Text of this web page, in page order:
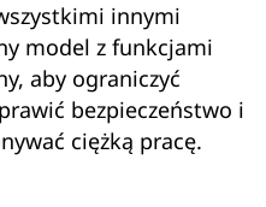
innymi
model z funkcjami
aby ograniczyć
bezpieczeństwo i
ciężką pracę.